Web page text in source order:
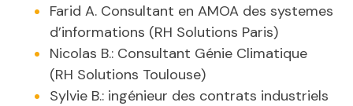
Farid A. Consultant en AMOA des systemes
d’informations (RH Solutions Paris)
Nicolas B.: Consultant Génie Climatique
(RH Solutions Toulouse)
Sylvie B.: ingénieur des contrats industriels